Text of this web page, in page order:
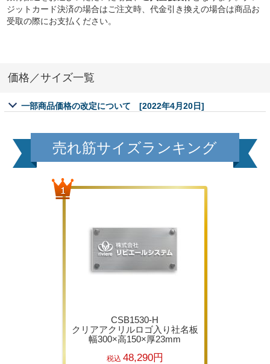
ジットカード決済の場合はご注文時、代金引き換えの場合は商品お
受取の際にお支払ください。
価格／サイズ一覧
一部商品価格の改定について [2022年4月20日]
売れ筋サイズランキング
CSB1530-H
クリアアクリルロゴ入り社名板
幅300×高150×厚23mm
税込 48,290円